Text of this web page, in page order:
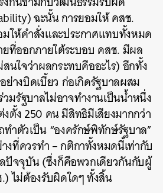
ฉะนั้น การยอมให้ คสช.
มให้คำสั่งและประกาศแทบทั้งหมด
ที่ออกภายใต้ระบอบ คสช. มีผล
นใจว่าผลกระทบคืออะไร) อีกทั้ง
ย่างบิดเบี้ยว ก่อเกิดรัฐบาลผสม
รัฐบาลไม่อาจทำงานเป็นน้ำหนึ่ง
ตั้ง 250 คน มีสิทธิมีเสียงมากกว่า
ำตัวเป็น “องครักษ์พิทักษ์รัฐบาล”
ที่ควรทำ – กติกาทั้งหมดนี้เท่ากับ
ปัจจุบัน (ซึ่งก็คือพวกเดียวกันกับผู้
ไม่ต้องรับผิดใดๆ ทั้งสิ้น